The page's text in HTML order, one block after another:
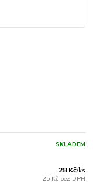
28 Kč/ks
25 Kč bez DPH
SKLADEM